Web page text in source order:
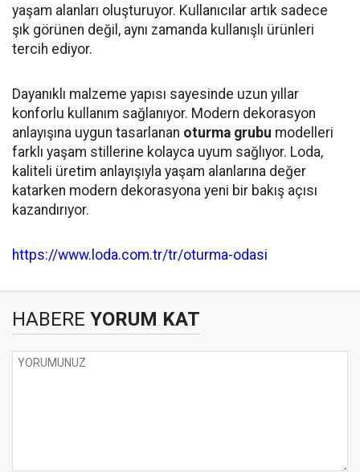
yaşam alanları oluşturuyor. Kullanıcılar artık sadece
şık görünen değil, aynı zamanda kullanışlı ürünleri
tercih ediyor.
Dayanıklı malzeme yapısı sayesinde uzun yıllar
konforlu kullanım sağlanıyor. Modern dekorasyon
anlayışına uygun tasarlanan oturma grubu modelleri
farklı yaşam stillerine kolayca uyum sağlıyor. Loda,
kaliteli üretim anlayışıyla yaşam alanlarına değer
katarken modern dekorasyona yeni bir bakış açısı
kazandırıyor.
https://www.loda.com.tr/tr/oturma-odasi
HABERE YORUM KAT